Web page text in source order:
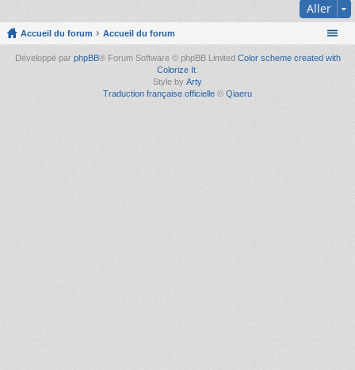
Aller
Accueil du forum Accueil du forum
Développé par phpBB® Forum Software © phpBB Limited Color scheme created with
Colorize It
Style by Arty
Traduction française officielle © Qiaeru